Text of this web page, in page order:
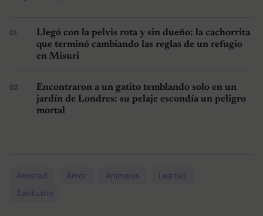
Llegó con la pelvis rota y sin dueño: la cachorrita
que terminó cambiando las reglas de un refugio
en Misuri
Encontraron a un gatito temblando solo en un
jardín de Londres: su pelaje escondía un peligro
mortal
Amistad Amor Animales
Lealtad
Santuario